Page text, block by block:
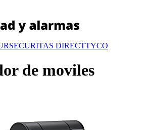
SECURITAS DIRECTTYCO
de moviles